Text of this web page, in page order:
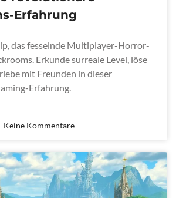
Erfahrung
das fesselnde Multiplayer-Horror-
Erkunde surreale Level, löse
mit Freunden in dieser
Erfahrung.
Keine Kommentare